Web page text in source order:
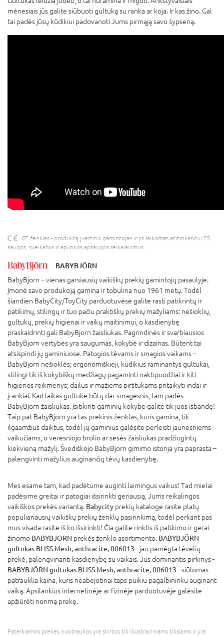
mėnesiais jūs galite siūbuoti gultuką su ranka ar koja. Ir kas žino. Gal
tai padės jūsų kūdikiui padovanoti Jums pirmąją savo šypseną.
CE ženklas - produktą įvertino gamintojas ir jis laikomas atitinkančiu ES
saugos, sveikatos ir aplinkos apsaugos reikalavimus.
BABYBJÖRN
BabyBjorn – vienas garsiausių vaikiškų prekių gamintojų pasaulyje.
Įmonė savo produkciją gamina ir tobulina nuo 1961 metų. Todėl
šiandien BabyCity/ToyCity parduotuvėse galite rasti patikrintų ir
patikimų, stilingų ir tuo pačiu praktiškų prekių mažyliams: nešioklių,
gultukų, prekių higienai ir vaikų maitinimui, o kasdienybę
praskaidrinti gali BabyBjorn žaisliukas. Pagrindinės ir svarbiausios
BabyBjorn vertybės yra saugumas, kokybė ir dizainas. Būtent tai
atsispindi jų gaminiuose. Patogios tėvams ir smagios vaikams –
BabyBjorn nešioklės; ergonomiškieji, kūdikius raminantys gultukai,
stilingi tik iš kokybiškų medžiagų pagaminti naktipuodžiai ir kiti
higienos reikmenys; dailūs ir mažiems pirštukams pritaikyti indai ir
įrankiai. Kad laikas gultuke būtų dar smagesnis, tam padės
BabyBjorn žaisliukas. Įsitikinti gaminių kokybe galite tik juos išbandę!
Taip pat BabyBjorn yra tas prekinis ženklas, kuris gamina, tik
ilgaamžius daiktus, todėl jų gaminius galėsite perleisti jaunesniems
vaikučiams, o veresniojo brolio ar sesės žaisliukas pradžiugintų
kiekvieną mažylį. Švediškojo BabyBjorn gimimo istorija yra paprasta –
palengvinti mažylius auginančių tėvų kasdienybę.
Mes esame tam, kad padėtume auginti laimingus vaikus! Tad mielai
padėsime greitai ir patogiai išsirinkti geriausią, Jums reikalingos
vaikiškos prekės variantą. Babycity prekių kataloge rasite platų
populiariausių vaikiškų prekių ženklų pasirinkimą, todėl perkant pas
mus visada rasite iš ko išsirinkti! Čia galite rinktis iš patikimo ir gerai
žinomo BABYBJORN prekės ženklo asortimento. BABYBJÖRN
gultukas BLISS Mesh, anthracite, 006013 - jau pamėgta tėvelių
prekė, palengvinanti kasdienybę su vaikais. Jus dominantis pirkinys -
BABYBJÖRN gultukas BLISS Mesh, anthracite, 006013 - siūlomas
patrauklia kaina, kuris neabejotinai taps puikiu pagalbininku auginant
vaiką. Apsilankius internetinėje ar fizinėje parduotuvėje galėsite
apžiūrėti norimą prekę.
Pateikiamos prekės nuotraukos yra skirtos tik iliustraciniams tikslams ir yra